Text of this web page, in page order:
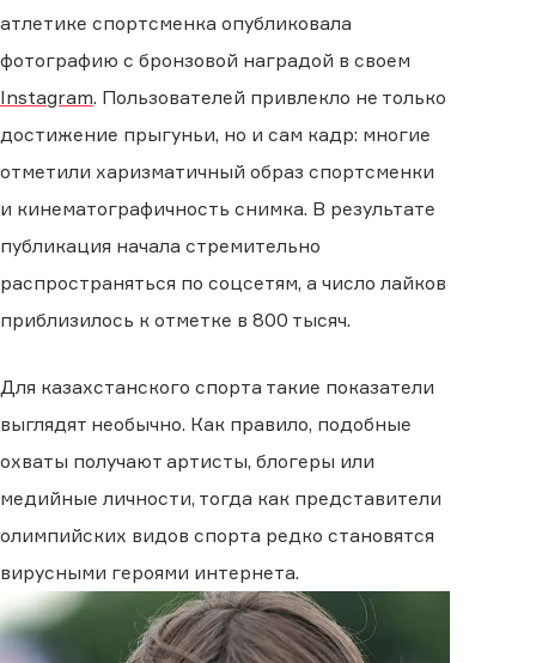
атлетике спортсменка опубликовала
фотографию с бронзовой наградой в своем
Instagram. Пользователей привлекло не только
достижение прыгуньи, но и сам кадр: многие
отметили харизматичный образ спортсменки
и кинематографичность снимка. В результате
публикация начала стремительно
распространяться по соцсетям, а число лайков
приблизилось к отметке в 800 тысяч.
Для казахстанского спорта такие показатели
выглядят необычно. Как правило, подобные
охваты получают артисты, блогеры или
медийные личности, тогда как представители
олимпийских видов спорта редко становятся
вирусными героями интернета.